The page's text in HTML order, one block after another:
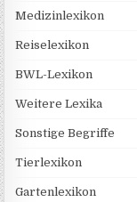
Medizinlexikon
Reiselexikon
BWL-Lexikon
Weitere Lexika
Sonstige Begriffe
Tierlexikon
Gartenlexikon